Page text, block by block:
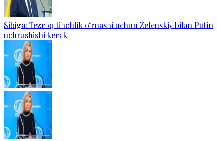
Sibiga: Tezroq tinchlik o‘rnashi uchun Zelenskiy bilan Putin
uchrashishi kerak